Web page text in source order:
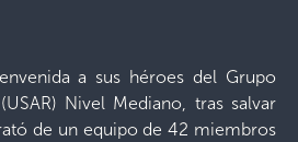
a sus héroes del Grupo
Nivel Mediano, tras salvar
de un equipo de 42 miembros